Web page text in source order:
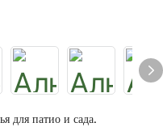
для патио и сада.